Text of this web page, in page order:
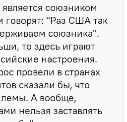
союзником
"Раз США так
союзника".
то здесь играют
настроения.
провели в странах
сказали бы, что
А вообще,
нельзя заставлять